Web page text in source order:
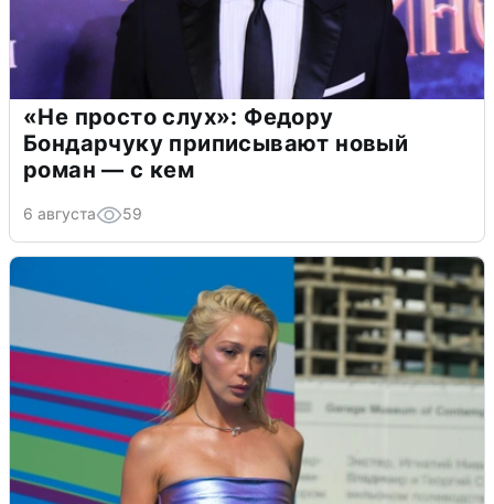
«Не просто слух»: Федору
Бондарчуку приписывают новый
роман — с кем
6 августа 59